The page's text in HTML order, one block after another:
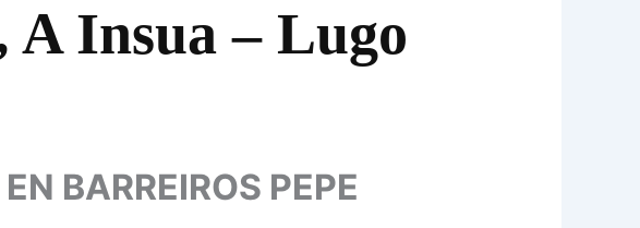
A Insua – Lugo
BARREIROS PEPE